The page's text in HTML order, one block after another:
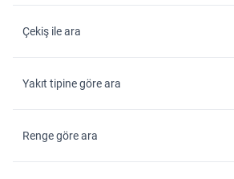
Çekiş ile ara
Yakıt tipine göre ara
Renge göre ara